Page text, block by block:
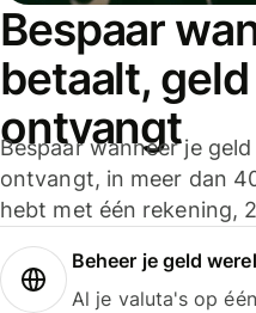
Bespaar
betaalt,
ontvangt
Bespaar wanneer je
ontvangt, in meer dan
hebt met één rekening,
Beheer je geld
Al je valuta's op